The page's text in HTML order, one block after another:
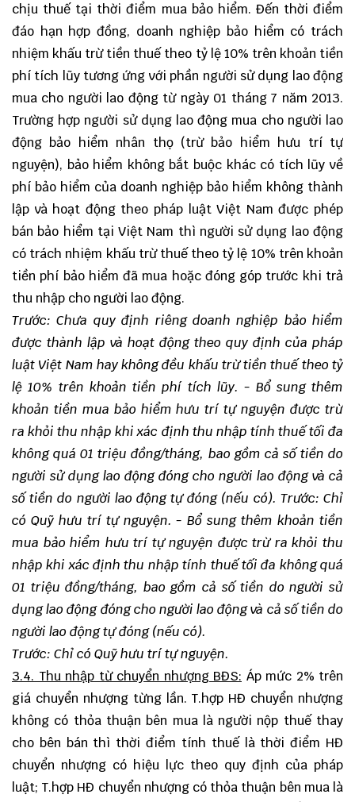
chịu thuế tại thời điểm mua bảo hiểm. Đến thời điểm
đáo hạn hợp đồng, doanh nghiệp bảo hiểm có trách
nhiệm khấu trừ tiền thuế theo tỷ lệ 10% trên khoản tiền
phí tích lũy tương ứng với phần người sử dụng lao động
mua cho người lao động từ ngày 01 tháng 7 năm 2013.
Trường hợp người sử dụng lao động mua cho người lao
động bảo hiểm nhân thọ (trừ bảo hiểm hưu trí tự
nguyện), bảo hiểm không bắt buộc khác có tích lũy về
phí bảo hiểm của doanh nghiệp bảo hiểm không thành
lập và hoạt động theo pháp luật Việt Nam được phép
bán bảo hiểm tại Việt Nam thì người sử dụng lao động
có trách nhiệm khấu trừ thuế theo tỷ lệ 10% trên khoản
tiền phí bảo hiểm đã mua hoặc đóng góp trước khi trả
thu nhập cho người lao động.
Trước: Chưa quy định riêng doanh nghiệp bảo hiểm
được thành lập và hoạt động theo quy định của pháp
luật Việt Nam hay không đều khấu trừ tiền thuế theo tỷ
lệ 10% trên khoản tiền phí tích lũy. - Bổ sung thêm
khoản tiền mua bảo hiểm hưu trí tự nguyện được trừ
ra khỏi thu nhập khi xác định thu nhập tính thuế tối đa
không quá 01 triệu đồng/tháng, bao gồm cả số tiền do
người sử dụng lao động đóng cho người lao động và cả
số tiền do người lao động tự đóng (nếu có). Trước: Chỉ
có Quỹ hưu trí tự nguyện. - Bổ sung thêm khoản tiền
mua bảo hiểm hưu trí tự nguyện được trừ ra khỏi thu
nhập khi xác định thu nhập tính thuế tối đa không quá
01 triệu đồng/tháng, bao gồm cả số tiền do người sử
dụng lao động đóng cho người lao động và cả số tiền do
người lao động tự đóng (nếu có).
Trước: Chỉ có Quỹ hưu trí tự nguyện.
3.4. Thu nhập từ chuyển nhượng BĐS: Áp mức 2% trên
giá chuyển nhượng từng lần. T.hợp HĐ chuyển nhượng
không có thỏa thuận bên mua là người nộp thuế thay
cho bên bán thì thời điểm tính thuế là thời điểm HĐ
chuyển nhượng có hiệu lực theo quy định của pháp
luật; T.hợp HĐ chuyển nhượng có thỏa thuận bên mua là